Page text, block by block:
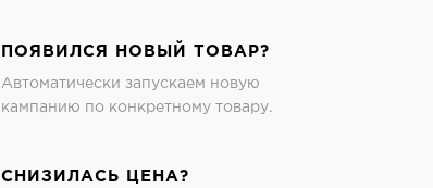
ПОЯВИЛСЯ НОВЫЙ ТОВАР?
Автоматически запускаем новую
кампанию по конкретному товару.
СНИЗИЛАСЬ ЦЕНА?